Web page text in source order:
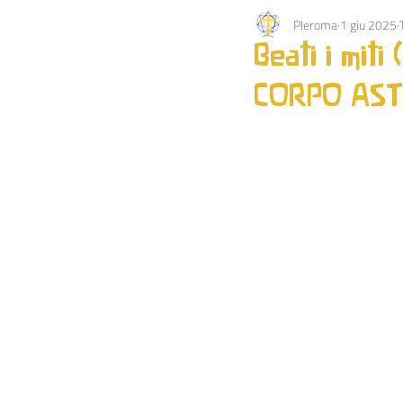
PEDAGOGIA KARMA
OCCULTISMO NATURA
Beati i miti
CORPO
Pleroma 1 giu 2025